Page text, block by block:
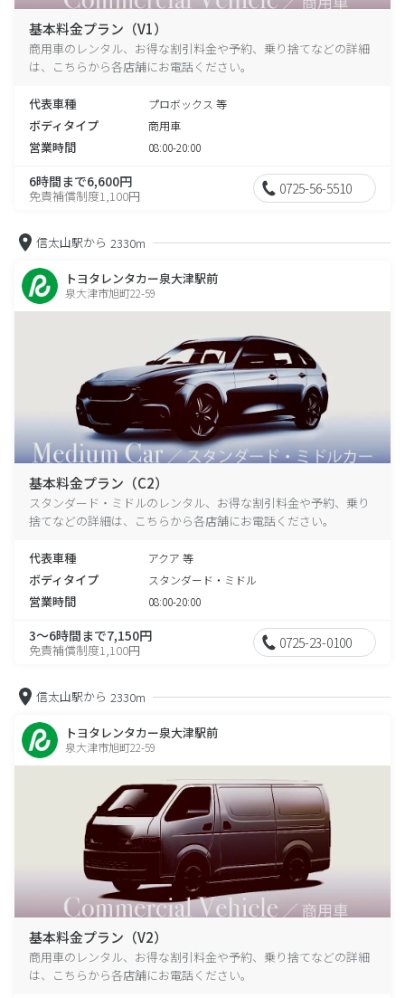
基本料金プラン（V1）
商用車のレンタル、お得な割引料金や予約、乗り捨てなどの詳細
は、こちらから各店舗にお電話ください。
代表車種 プロボックス 等
ボディタイプ 商用車
営業時間 08:00-20:00
6時間まで6,600円
免責補償制度1,100円 0725-56-5510
信太山駅から 2330m
トヨタレンタカー泉大津駅前
泉大津市旭町22-59
基本料金プラン（C2）
スタンダード・ミドルのレンタル、お得な割引料金や予約、乗り
捨てなどの詳細は、こちらから各店舗にお電話ください。
代表車種 アクア 等
ボディタイプ スタンダード・ミドル
営業時間 08:00-20:00
3～6時間まで7,150円
免責補償制度1,100円 0725-23-0100
信太山駅から 2330m
トヨタレンタカー泉大津駅前
泉大津市旭町22-59
基本料金プラン（V2）
商用車のレンタル、お得な割引料金や予約、乗り捨てなどの詳細
は、こちらから各店舗にお電話ください。